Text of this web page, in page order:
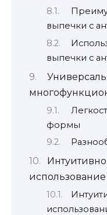
выпечки с
выпечки с
формы